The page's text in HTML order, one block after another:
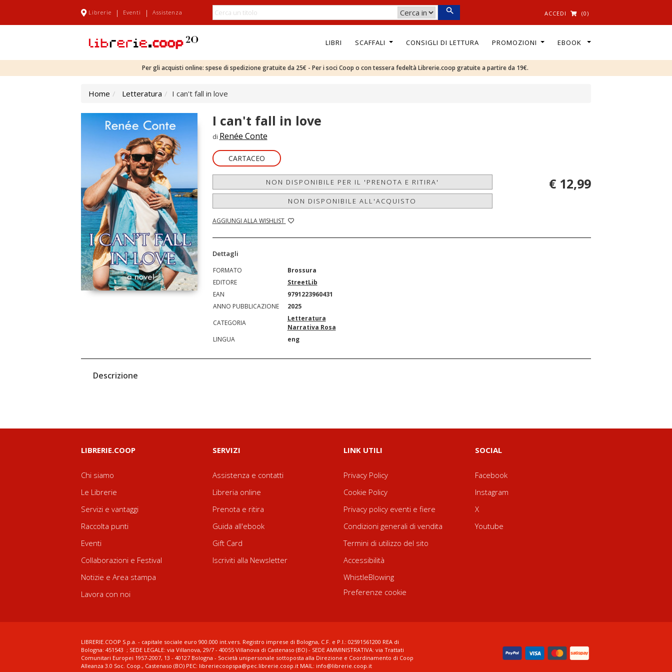
Librerie | Eventi | Assistenza ACCEDI (0)
LIBRI SCAFFALI CONSIGLI DI LETTURA PROMOZIONI EBOOK
Per gli acquisti online: spese di spedizione gratuite da 25€ - Per i soci Coop o con tessera fedeltà Librerie.coop gratuite a partire da 19€.
Home Letteratura I can't fall in love
I can't fall in love
di Renée Conte
CARTACEO
NON DISPONIBILE PER IL 'PRENOTA E RITIRA'
NON DISPONIBILE ALL'ACQUISTO
AGGIUNGI ALLA WISHLIST
€ 12,99
Dettagli
FORMATO
Brossura
EDITORE
StreetLib
EAN
9791223960431
ANNO PUBBLICAZIONE
2025
CATEGORIA
Letteratura
Narrativa Rosa
LINGUA
eng
Descrizione
LIBRERIE.COOP
Chi siamo
Le Librerie
Servizi e vantaggi
Raccolta punti
Eventi
Collaborazioni e Festival
Notizie e Area stampa
Lavora con noi
SERVIZI
Assistenza e contatti
Libreria online
Prenota e ritira
Guida all'ebook
Gift Card
Iscriviti alla Newsletter
LINK UTILI
Privacy Policy
Cookie Policy
Privacy policy eventi e fiere
Condizioni generali di vendita
Termini di utilizzo del sito
Accessibilità
WhistleBlowing
Preferenze cookie
SOCIAL
Facebook
Instagram
X
Youtube
LIBRERIE.COOP S.p.a. - capitale sociale euro 900.000 int.vers. Registro imprese di Bologna, C.F. e P.I.: 02591561200 REA di
Bologna: 451543 ; SEDE LEGALE: via Villanova, 29/7 - 40055 Villanova di Castenaso (BO) - SEDE AMMINISTRATIVA: via Trattati
Comunitari Europei 1957-2007, 13 - 40127 Bologna - Società unipersonale sottoposta alla Direzione e Coordinamento di Coop
Alleanza 3.0 Soc. Coop., Castenaso (BO) PEC: libreriecoopspa@pec.librerie.coop.it MAIL: info@librerie.coop.it